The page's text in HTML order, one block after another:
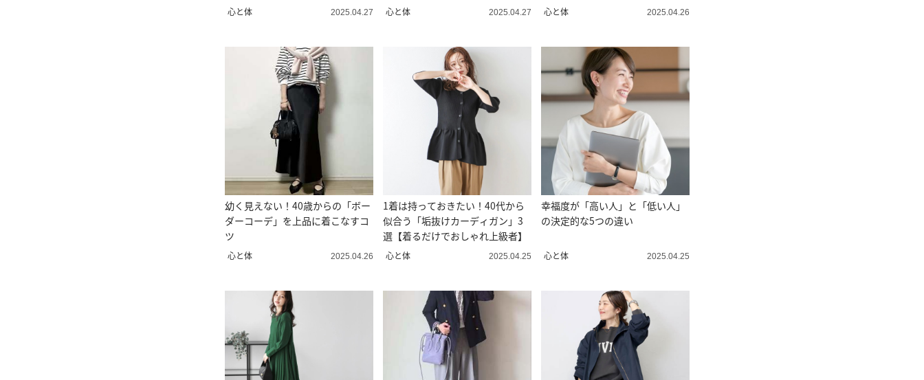
心と体 2025.04.27 心と体 2025.04.27 心と体 2025.04.26
幼く見えない！40歳からの「ボー
ダーコーデ」を上品に着こなすコ
ツ
心と体 2025.04.26
1着は持っておきたい！40代から
似合う「垢抜けカーディガン」3
選【着るだけでおしゃれ上級者】
心と体 2025.04.25
幸福度が「高い人」と「低い人」
の決定的な5つの違い
心と体 2025.04.25